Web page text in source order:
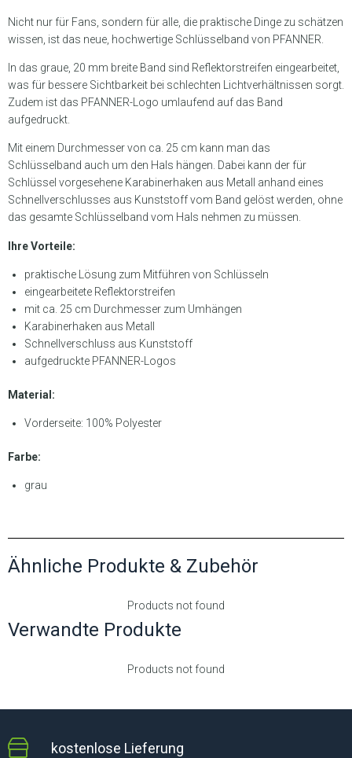
Nicht nur für Fans, sondern für alle, die praktische Dinge zu schätzen
wissen, ist das neue, hochwertige Schlüsselband von PFANNER.
In das graue, 20 mm breite Band sind Reflektorstreifen eingearbeitet,
was für bessere Sichtbarkeit bei schlechten Lichtverhältnissen sorgt.
Zudem ist das PFANNER-Logo umlaufend auf das Band
aufgedruckt.
Mit einem Durchmesser von ca. 25 cm kann man das
Schlüsselband auch um den Hals hängen. Dabei kann der für
Schlüssel vorgesehene Karabinerhaken aus Metall anhand eines
Schnellverschlusses aus Kunststoff vom Band gelöst werden, ohne
das gesamte Schlüsselband vom Hals nehmen zu müssen.
Ihre Vorteile:
praktische Lösung zum Mitführen von Schlüsseln
eingearbeitete Reflektorstreifen
mit ca. 25 cm Durchmesser zum Umhängen
Karabinerhaken aus Metall
Schnellverschluss aus Kunststoff
aufgedruckte PFANNER-Logos
Material:
Vorderseite: 100% Polyester
Farbe:
grau
Ähnliche Produkte & Zubehör
Products not found
Verwandte Produkte
Products not found
kostenlose Lieferung